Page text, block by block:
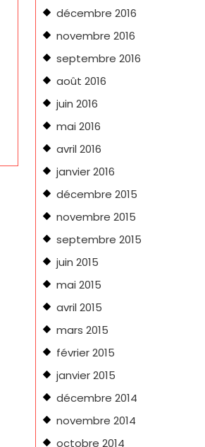
décembre 2016
novembre 2016
septembre 2016
août 2016
juin 2016
mai 2016
avril 2016
janvier 2016
décembre 2015
novembre 2015
septembre 2015
juin 2015
mai 2015
avril 2015
mars 2015
février 2015
janvier 2015
décembre 2014
novembre 2014
octobre 2014